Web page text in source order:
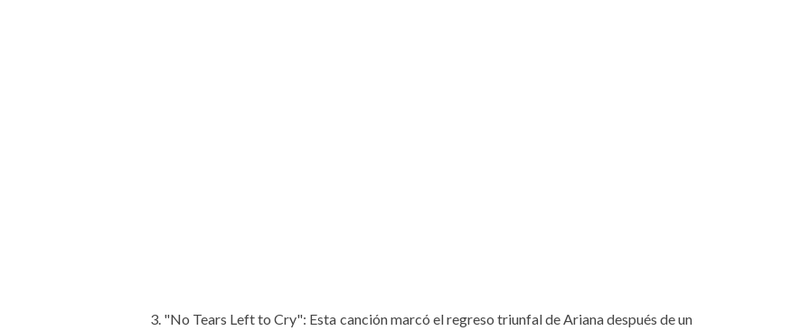
"No Tears Left to Cry": Esta canción marcó el regreso triunfal de Ariana después de un